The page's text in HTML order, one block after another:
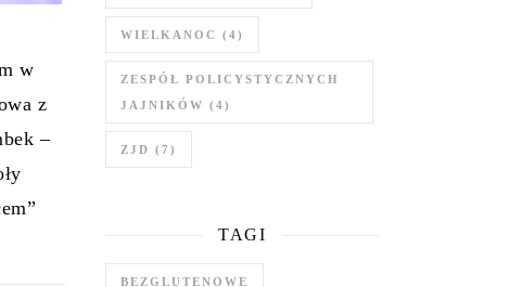
w
z
–
WIELKANOC (4)
ZESPÓŁ POLICYSTYCZNYCH
JAJNIKÓW (4)
ZJD (7)
TAGI
BEZGLUTENOWE